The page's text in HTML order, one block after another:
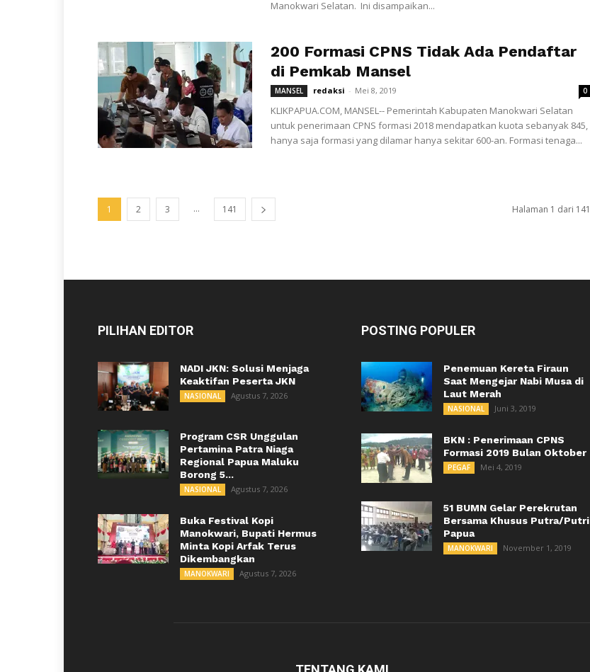
Manokwari Selatan. Ini disampaikan...
200 Formasi CPNS Tidak Ada Pendaftar
di Pemkab Mansel
MANSEL redaksi - Mei 8, 2019 0
KLIKPAPUA.COM, MANSEL-- Pemerintah Kabupaten Manokwari Selatan
untuk penerimaan CPNS formasi 2018 mendapatkan kuota sebanyak 845,
hanya saja formasi yang dilamar hanya sekitar 600-an. Formasi tenaga...
1 2 3 ... 141 Halaman 1 dari 141
PILIHAN EDITOR
NADI JKN: Solusi Menjaga
Keaktifan Peserta JKN
NASIONAL Agustus 7, 2026
Program CSR Unggulan
Pertamina Patra Niaga
Regional Papua Maluku
Borong 5...
NASIONAL Agustus 7, 2026
Buka Festival Kopi
Manokwari, Bupati Hermus
Minta Kopi Arfak Terus
Dikembangkan
MANOKWARI Agustus 7, 2026
POSTING POPULER
Penemuan Kereta Firaun
Saat Mengejar Nabi Musa di
Laut Merah
NASIONAL Juni 3, 2019
BKN : Penerimaan CPNS
Formasi 2019 Bulan Oktober
PEGAF Mei 4, 2019
51 BUMN Gelar Perekrutan
Bersama Khusus Putra/Putri
Papua
MANOKWARI November 1, 2019